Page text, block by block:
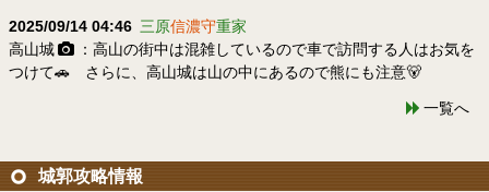
2025/09/14 04:46 三原信濃守重家
高山城
：高山の街中は混雑しているので車で訪問する人はお気を
つけて🚗 さらに、高山城は山の中にあるので熊にも注意🐻
一覧へ
城郭攻略情報